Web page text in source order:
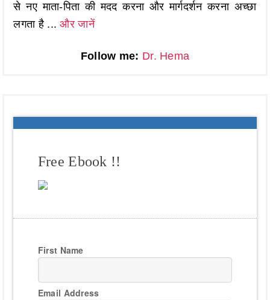
से नए माता-पिता की मदद करना और मार्गदर्शन करना अच्छा
लगता है ...और जानें
Follow me: Dr. Hema
Free Ebook !!
First Name
Email Address